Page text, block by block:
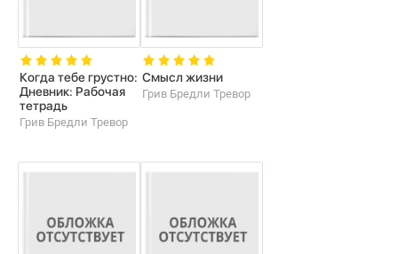
Когда тебе грустно:
Дневник: Рабочая
тетрадь
Грив Бредли Тревор
Смысл жизни
Грив Бредли Тревор